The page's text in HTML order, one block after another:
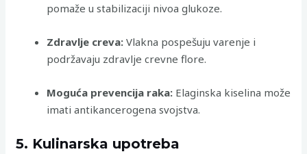
pomaže u stabilizaciji nivoa glukoze.
Zdravlje creva: Vlakna pospešuju varenje i
podržavaju zdravlje crevne flore.
Moguća prevencija raka: Elaginska kiselina može
imati antikancerogena svojstva.
5. Kulinarska upotreba